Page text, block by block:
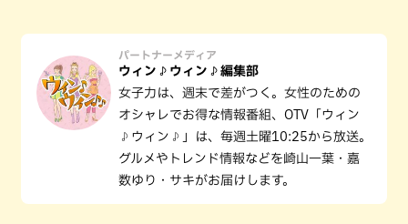
パートナーメディア
ウィン♪ウィン♪編集部
女子力は、週末で差がつく。女性のための
オシャレでお得な情報番組、OTV「ウィン
♪ウィン♪」は、毎週土曜10:25から放送。
グルメやトレンド情報などを崎山一葉・嘉
数ゆり・サキがお届けします。